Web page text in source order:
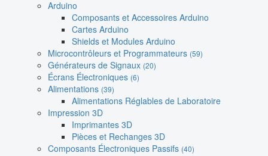
Arduino
Composants et Accessoires Arduino
Cartes Arduino
Shields et Modules Arduino
Microcontrôleurs et Programmateurs (59)
Générateurs de Signaux (20)
Écrans Électroniques (6)
Alimentations (39)
Alimentations Réglables de Laboratoire
Impression 3D
Imprimantes 3D
Pièces et Rechanges 3D
Composants Électroniques Passifs (40)